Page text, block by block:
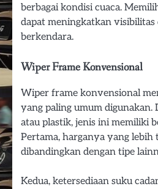
berbagai kondisi cuaca.
dapat meningkatkan visibilitas
berkendara.
Wiper Frame Konvensional
Wiper frame konvensional
yang paling umum digunakan.
atau plastik, jenis ini memiliki
Pertama, harganya yang lebih
dibandingkan dengan tipe
Kedua, ketersediaan suku